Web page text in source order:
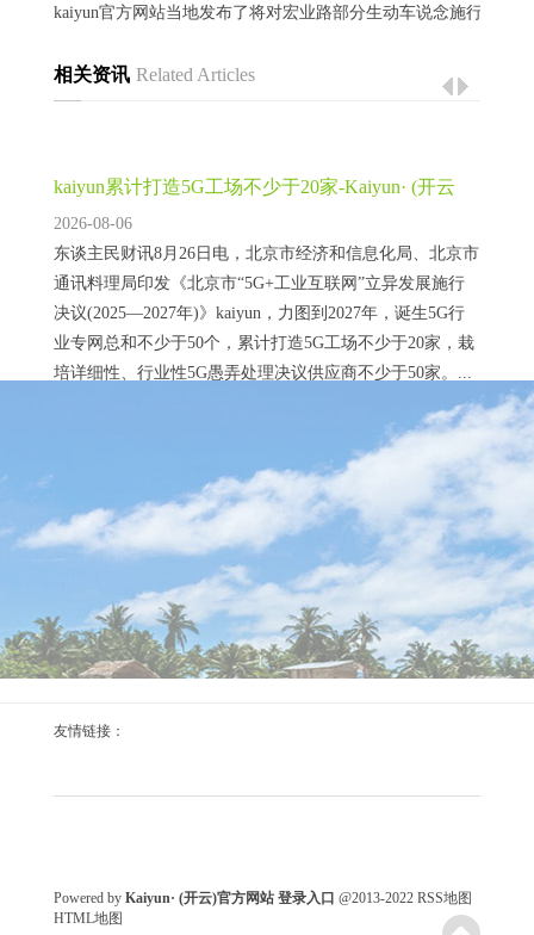
kaiyun官方网站当地发布了将对宏业路部分生动车说念施行紧闭
相关资讯 Related Articles
kaiyun累计打造5G工场不少于20家-Kaiyun· (开云
2026-08-06
东谈主民财讯8月26日电，北京市经济和信息化局、北京市
通讯料理局印发《北京市“5G+工业互联网”立异发展施行
决议(2025—2027年)》kaiyun，力图到2027年，诞生5G行
业专网总和不少于50个，累计打造5G工场不少于20家，栽
培详细性、行业性5G愚弄处理决议供应商不少于50家。...
kaiyun体育援助工业智能体设立扩充-Kaiyun· (开云)
东说念主民财讯8月26日电kaiyun体育，北京市经济和信息
化局、北京市通讯惩办局印发《北京市“5G+工业互联
网”转变发展实施决议(2025—2027年)》，其中建议，加速
AI交融力度。基于“5G+工业互联网”工夫，施展制造业龙
头企业数据场景、大模子劳动商工夫及工业AI劳动商渠说
念上风，构建协同转变体系，打造工业垂类大模子并加强
景构建智能体，饱读舞...
进一步增进亲子间的疏导与意会，丰富住户的精神文化糊
口，营造书香社区的浓厚氛围。 步履上，王海燕集结图文
友情链接：
Powered by Kaiyun· (开云)官方网站 登录入口 @2013-2022 RSS地图
HTML地图